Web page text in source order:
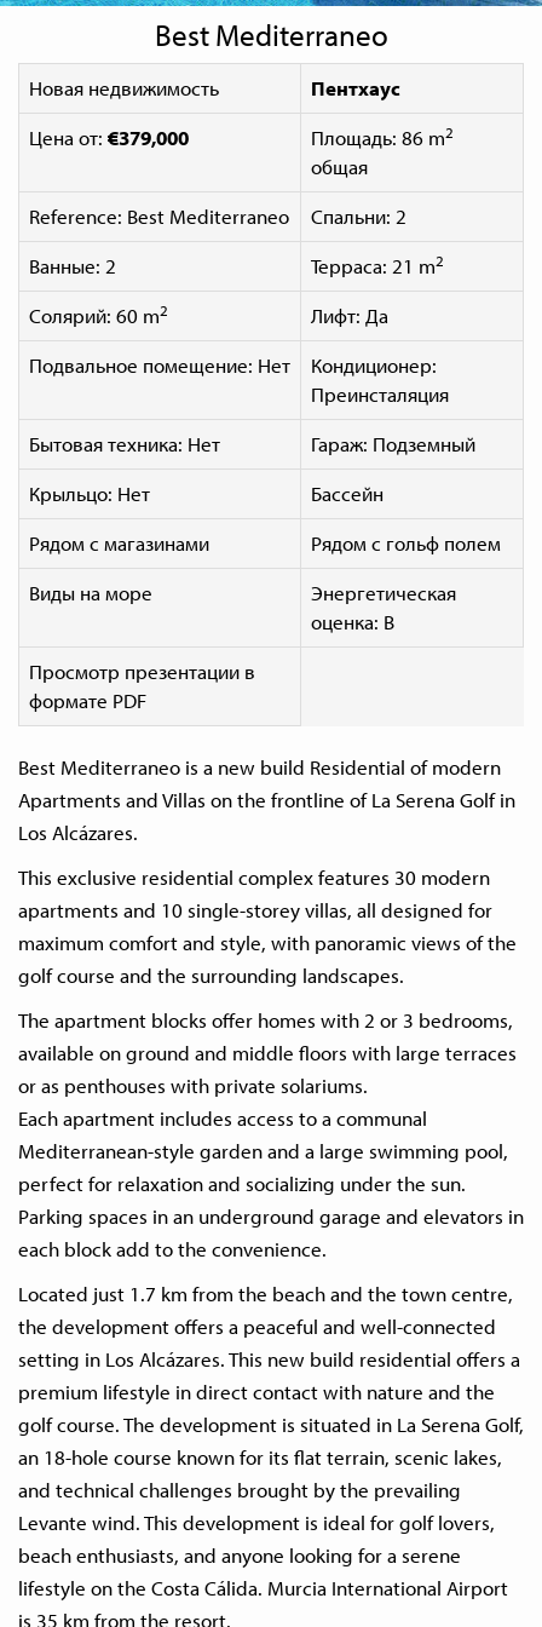
Best Mediterraneo
Новая недвижимость
Пентхаус
Цена от: €379,000 Площадь: 86 m2
общая
Reference: Best Mediterraneo
Спальни: 2
Ванные: 2
Терраса: 21 m2
Солярий: 60 m2
Лифт: Да
Подвальное помещение: Нет
Кондиционер:
Преинсталяция
Бытовая техника: Нет
Гараж: Подземный
Крыльцо: Нет
Бассейн
Рядом с магазинами
Рядом с гольф полем
Виды на море
Энергетическая
оценка: B
Просмотр презентации в
формате PDF
Best Mediterraneo is a new build Residential of modern
Apartments and Villas on the frontline of La Serena Golf in
Los Alcázares.
This exclusive residential complex features 30 modern
apartments and 10 single-storey villas, all designed for
maximum comfort and style, with panoramic views of the
golf course and the surrounding landscapes.
The apartment blocks offer homes with 2 or 3 bedrooms,
available on ground and middle floors with large terraces
or as penthouses with private solariums.
Each apartment includes access to a communal
Mediterranean-style garden and a large swimming pool,
perfect for relaxation and socializing under the sun.
Parking spaces in an underground garage and elevators in
each block add to the convenience.
Located just 1.7 km from the beach and the town centre,
the development offers a peaceful and well-connected
setting in Los Alcázares. This new build residential offers a
premium lifestyle in direct contact with nature and the
golf course. The development is situated in La Serena Golf,
an 18-hole course known for its flat terrain, scenic lakes,
and technical challenges brought by the prevailing
Levante wind. This development is ideal for golf lovers,
beach enthusiasts, and anyone looking for a serene
lifestyle on the Costa Cálida. Murcia International Airport
is 35 km from the resort.